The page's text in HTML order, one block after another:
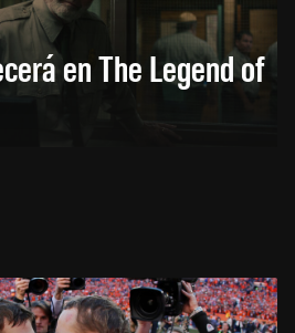
en The Legend of